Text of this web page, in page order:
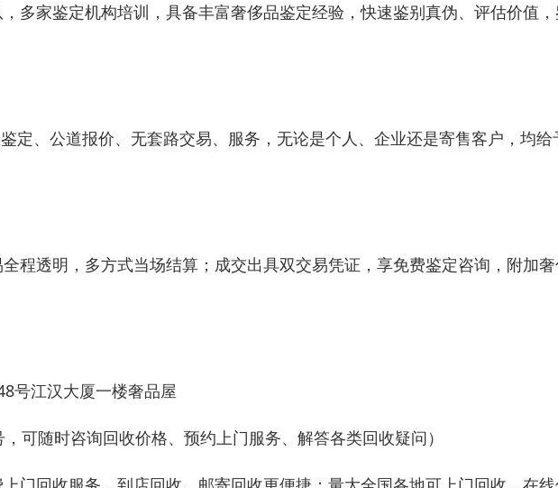
多家鉴定机构培训，具备丰富奢侈品鉴定经验，快速鉴别真伪、评估价值
定、公道报价、无套路交易、服务，无论是个人、企业还是寄售客户，均给
程透明，多方式当场结算；成交出具双交易凭证，享免费鉴定咨询，附加
号江汉大厦一楼奢品屋
可随时咨询回收价格、预约上门服务、解答各类回收疑问）